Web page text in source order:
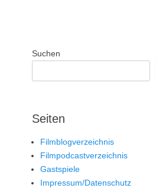
Suchen
Seiten
Filmblogverzeichnis
Filmpodcastverzeichnis
Gastspiele
Impressum/Datenschutz